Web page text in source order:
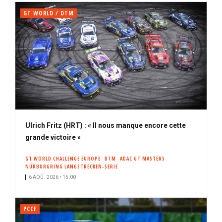
GT WORLD / DTM
Ulrich Fritz (HRT) : « Il nous manque encore cette
grande victoire »
GT WORLD CHALLENGE EUROPE DTM
ADAC GT MASTERS
NÜRBURGRING LANGSTRECKEN-SERIE
6 AOÛ. 2026 • 15:00
PCCF